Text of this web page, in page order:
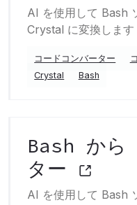
AI を使用して Bash
Crystal に変換します
コードコンバーター
Crystal
Bash
Bash から
ター
AI を使用して Bash